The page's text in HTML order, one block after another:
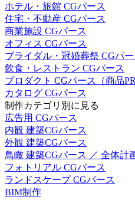
ホテル・旅館 CGパース
住宅・不動産 CGパース
商業施設 CGパース
オフィス CGパース
ブライダル・冠婚葬祭 CGパー
飲食・レストラン CGパース
プロダクト CGパース（商品
カタログ CGパース
制作カテゴリ別に見る
広告用 CGパース
内観 建築CGパース
外観 建築CGパース
鳥瞰 建築CGパース ／ 全体計
フォトリアル CGパース
ランドスケープ CGパース
BIM制作